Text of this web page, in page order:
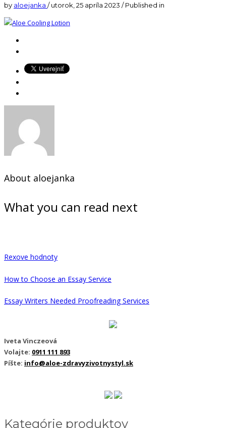
by aloejanka /utorok, 25 apríla 2023 /Published in
About aloejanka
What you can read next
Rexove hodnoty
How to Choose an Essay Service
Essay Writers Needed Proofreading Services
Iveta Vinczeová
Volajte: 0911 111 893
Píšte: info@aloe-zdravyzivotnystyl.sk
Kategórie produktov